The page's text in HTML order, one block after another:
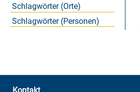
Schlagwörter (Orte)
Schlagwörter (Personen)